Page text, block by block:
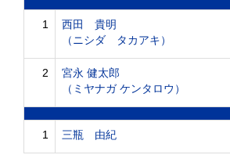
1
西田 貴明
（ニシダ タカアキ）
2
宮永 健太郎
（ミヤナガ ケンタロウ）
1 三瓶 由紀